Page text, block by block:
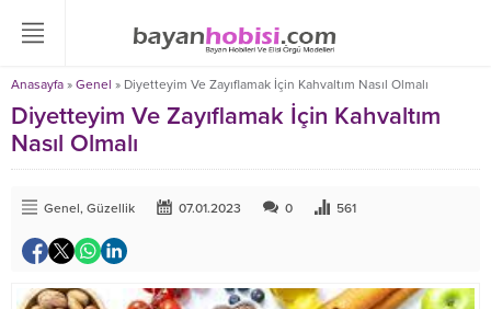
Anasayfa » Genel » Diyetteyim Ve Zayıflamak İçin Kahvaltım Nasıl Olmalı
Diyetteyim Ve Zayıflamak İçin Kahvaltım
Nasıl Olmalı
Genel, Güzellik 07.01.2023 0 561